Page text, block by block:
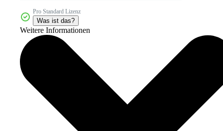
Pro Standard Lizenz
Was ist das?
Weitere Informationen